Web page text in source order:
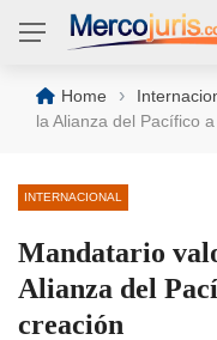
Home ›
la Alianza del Pacífico
INTERNACIONAL
Mandatario
Alianza del
creación